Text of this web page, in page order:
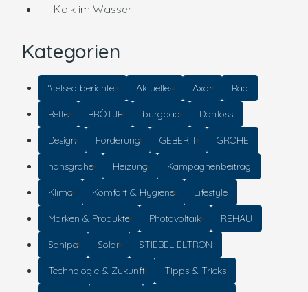
Kalk im Wasser
Kategorien
°celseo berichtet Aktuelles Axor Bad
Bette BRÖTJE burgbad Danfoss
Design Förderung GEBERIT GROHE
hansgrohe Heizung Kampagnenbeitrag
Klima Komfort & Hygiene Lifestyle
Marken & Produkte Photovoltaik REHAU
Sanipa Solar STIEBEL ELTRON
Technologie & Zukunft Tipps & Tricks